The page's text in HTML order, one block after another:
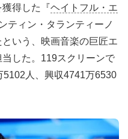
得した『ヘイトフル・エ
ティン・タランティーノ
いう、映画音楽の巨匠エ
した。119スクリーンで
人、興収4741万6530